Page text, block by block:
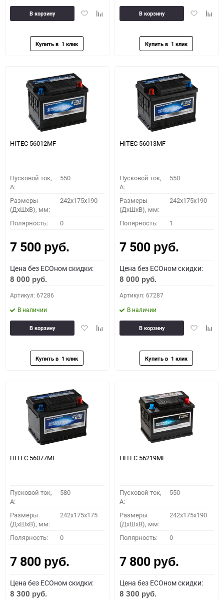
ДобавитьДобавить
В корзину
Добавить
В корзину
HITEC 56012MF
Пусковой ток,
A:
550
Размеры
(ДхШхВ), мм:
242x175x190
Полярность: 0
7 500 руб.
Цена без ECOном скидки:
8 000 руб.
Артикул: 67286
В наличии
ДобавитьДобавить
В корзину
HITEC 56013MF
Пусковой ток,
A:
550
Размеры
(ДхШхВ), мм:
242x175x190
Полярность: 1
7 500 руб.
Цена без ECOном скидки:
8 000 руб.
Артикул: 67287
В наличии
Добавить
В корзину
HITEC 56077MF
Пусковой ток,
A:
580
Размеры
(ДхШхВ), мм:
242x175x175
Полярность: 0
7 800 руб.
Цена без ECOном скидки:
8 300 руб.
HITEC 56219MF
Пусковой ток,
A:
550
Размеры
(ДхШхВ), мм:
242x175x190
Полярность: 0
7 800 руб.
Цена без ECOном скидки:
8 300 руб.